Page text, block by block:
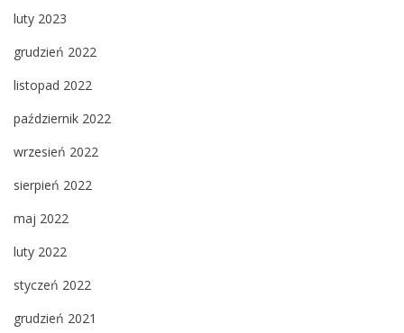
luty 2023
grudzień 2022
listopad 2022
październik 2022
wrzesień 2022
sierpień 2022
maj 2022
luty 2022
styczeń 2022
grudzień 2021